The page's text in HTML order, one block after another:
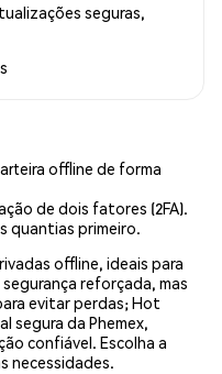
seguras,
offline de forma
de dois fatores (2FA).
quantias primeiro.
offline, ideais para
reforçada, mas
evitar perdas; Hot
segura da Phemex,
confiável. Escolha a
necessidades.